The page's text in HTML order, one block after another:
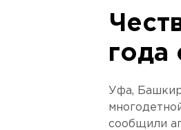
года
Уфа,
сообщили